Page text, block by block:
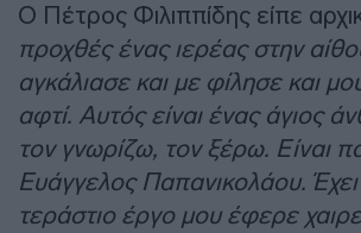
Ο Πέτρος Φιλιππίδης είπε
προχθές ένας ιερέας στην
αγκάλιασε και με φίλησε και
αφτί. Αυτός είναι ένας άγιος
τον γνωρίζω, τον ξέρω. Είναι
Ευάγγελος Παπανικολάου. Έχει
τεράστιο έργο μου έφερε